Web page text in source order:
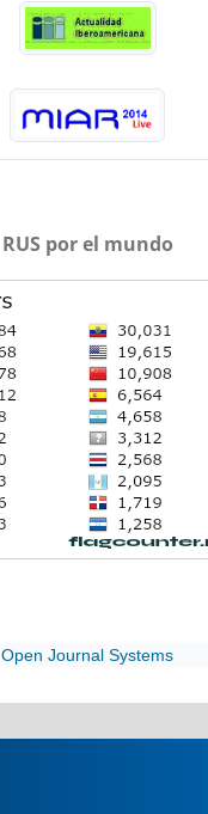
RUS por el mundo
Open Journal Systems